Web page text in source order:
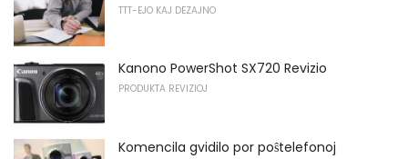
TTT-EJO KAJ DEZAJNO
Kanono PowerShot SX720 Revizio
PRODUKTA REVIZIOJ
Komencila gvidilo por poŝtelefonoj